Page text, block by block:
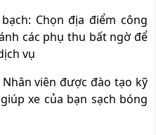
Chọn địa điểm công
các phụ thu bất ngờ để
vụ
viên được đào tạo kỹ
xe của bạn sạch bóng